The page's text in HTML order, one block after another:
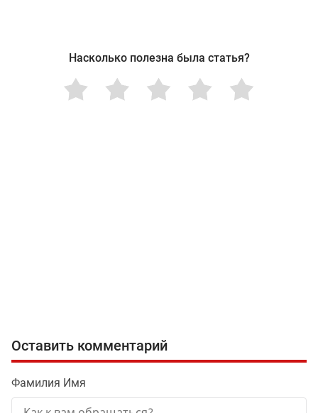
Насколько полезна была статья?
Оставить комментарий
Фамилия Имя